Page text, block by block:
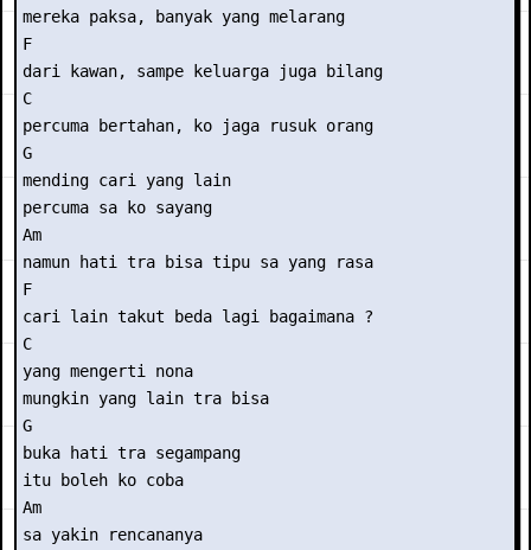
mereka paksa, banyak yang melarang
F
dari kawan, sampe keluarga juga bilang
C
percuma bertahan, ko jaga rusuk orang
G
mending cari yang lain
percuma sa ko sayang
Am
namun hati tra bisa tipu sa yang rasa
F
cari lain takut beda lagi bagaimana ?
C
yang mengerti nona
mungkin yang lain tra bisa
G
buka hati tra segampang
itu boleh ko coba
Am
sa yakin rencananya